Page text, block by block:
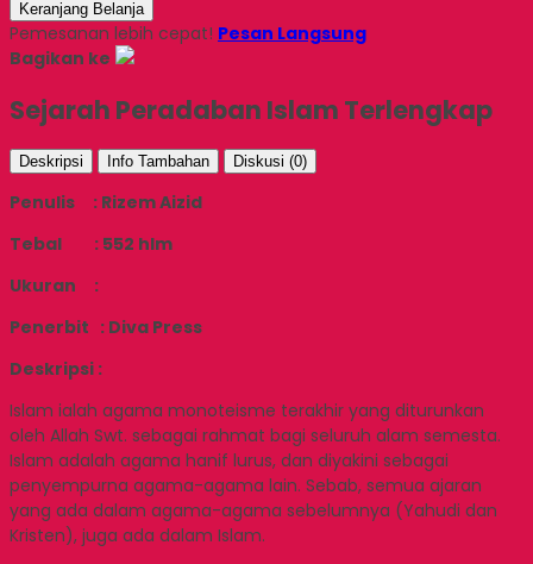
Keranjang Belanja
Pemesanan lebih cepat! Pesan Langsung
Bagikan ke
Sejarah Peradaban Islam Terlengkap
Deskripsi Info Tambahan Diskusi (0)
Penulis : Rizem Aizid
Tebal : 552 hlm
Ukuran :
Penerbit : Diva Press
Deskripsi :
Islam ialah agama monoteisme terakhir yang diturunkan
oleh Allah Swt. sebagai rahmat bagi seluruh alam semesta.
Islam adalah agama hanif lurus, dan diyakini sebagai
penyempurna agama-agama lain. Sebab, semua ajaran
yang ada dalam agama-agama sebelumnya (Yahudi dan
Kristen), juga ada dalam Islam.